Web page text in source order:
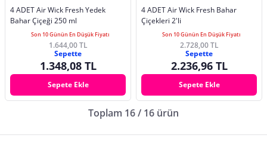
4 ADET Air Wick Fresh Yedek
Bahar Çiçeği 250 ml
Son 10 Günün En Düşük Fiyatı
1.644,00 TL
Sepette
1.348,08 TL
Sepete Ekle
4 ADET Air Wick Fresh Bahar
Çiçekleri 2'li
Son 10 Günün En Düşük Fiyatı
2.728,00 TL
Sepette
2.236,96 TL
Sepete Ekle
Toplam 16 / 16 ürün